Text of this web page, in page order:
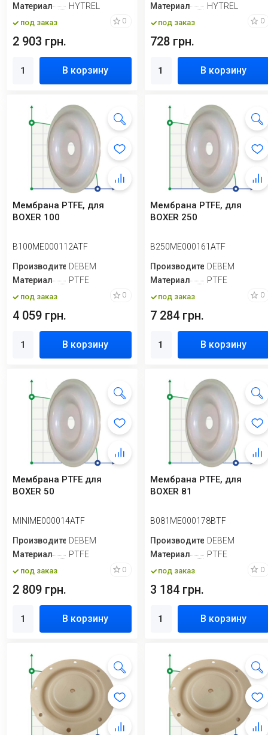
Материал
HYTREL
под заказ 0
2 903 грн.
В корзину
Материал
HYTREL
под заказ 0
728 грн.
В корзину
Мембрана PTFE, для
BOXER 100
B100ME000112ATF
ПроизводительDEBEM
Материал
PTFE
под заказ 0
4 059 грн.
В корзину
Мембрана PTFE, для
BOXER 250
B250ME000161ATF
ПроизводительDEBEM
Материал
PTFE
под заказ 0
7 284 грн.
В корзину
Мембрана PTFE для
BOXER 50
MINIME000014ATF
ПроизводительDEBEM
Материал
PTFE
под заказ 0
2 809 грн.
В корзину
Мембрана PTFE, для
BOXER 81
B081ME000178BTF
ПроизводительDEBEM
Материал
PTFE
под заказ 0
3 184 грн.
В корзину